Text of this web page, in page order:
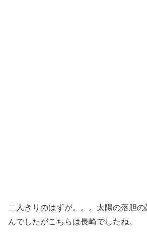
二人きりのはずが。。。太陽の落胆
んでしたがこちらは長崎でしたね。